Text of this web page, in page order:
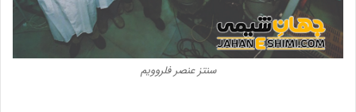
سنتز عنصر فلروویم